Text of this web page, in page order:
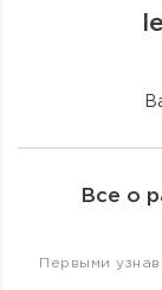
Все о
Первыми